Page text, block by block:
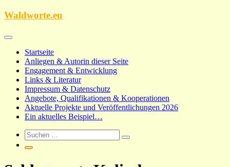
Zum
Waldworte.eu
Startseite
Anliegen & Autorin dieser Seite
Engagement & Entwicklung
Links & Literatur
Impressum & Datenschutz
Angebote, Qualifikationen & Kooperationen
Aktuelle Projekte und Veröffentlichungen 2026
Ein aktuelles Beispiel…